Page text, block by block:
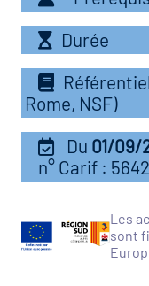
lieudu secteur
de
emploi-
des
Durée
Rome, NSF)
Du 01/09/
n° Carif :
Les
sont